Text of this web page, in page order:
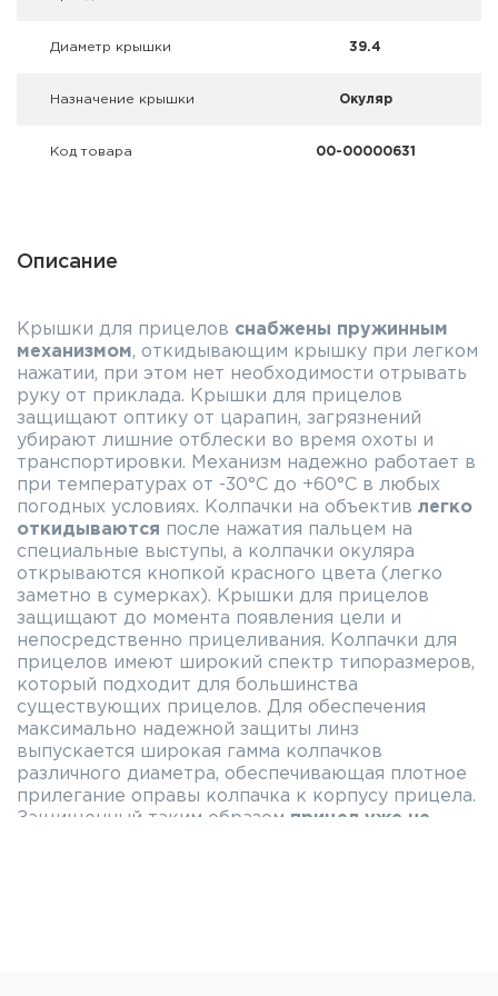
Сигнальные средства
Аксессуары
Комплекты
Диаметр крышки 39.4
Назначение крышки Окуляр
Код товара 00-00000631
Описание
Крышки для прицелов снабжены пружинным
механизмом, откидывающим крышку при легком
нажатии, при этом нет необходимости отрывать
руку от приклада. Крышки для прицелов
защищают оптику от царапин, загрязнений
убирают лишние отблески во время охоты и
транспортировки. Механизм надежно работает в
при температурах от -30°С до +60°С в любых
погодных условиях. Колпачки на объектив легко
откидываются после нажатия пальцем на
специальные выступы, а колпачки окуляра
открываются кнопкой красного цвета (легко
заметно в сумерках). Крышки для прицелов
защищают до момента появления цели и
непосредственно прицеливания. Колпачки для
прицелов имеют широкий спектр типоразмеров,
который подходит для большинства
существующих прицелов. Для обеспечения
максимально надежной защиты линз
выпускается широкая гамма колпачков
различного диаметра, обеспечивающая плотное
прилегание оправы колпачка к корпусу прицела.
Защищенный таким образом прицел уже не